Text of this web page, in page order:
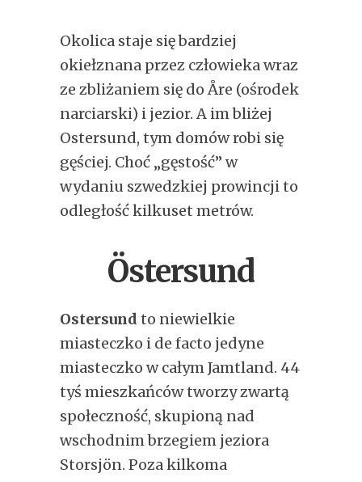
Okolica staje się bardziej
okiełznana przez człowieka wraz
ze zbliżaniem się do Åre (ośrodek
narciarski) i jezior. A im bliżej
Ostersund, tym domów robi się
gęściej. Choć „gęstość” w
wydaniu szwedzkiej prowincji to
odległość kilkuset metrów.
Östersund
Ostersund to niewielkie
miasteczko i de facto jedyne
miasteczko w całym Jamtland. 44
tyś mieszkańców tworzy zwartą
społeczność, skupioną nad
wschodnim brzegiem jeziora
Storsjön. Poza kilkoma